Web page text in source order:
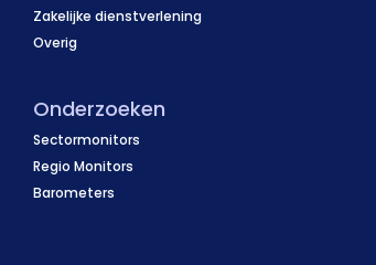
Zakelijke dienstverlening
Overig
Onderzoeken
Sectormonitors
Regio Monitors
Barometers